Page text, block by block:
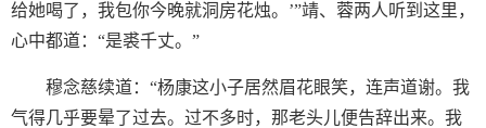
给她喝了，我包你今晚就洞房花烛。’”靖、蓉两人听到这里，
心中都道：“是裘千丈。”
穆念慈续道：“杨康这小子居然眉花眼笑，连声道谢。我
气得几乎要晕了过去。过不多时，那老头儿便告辞出来。我